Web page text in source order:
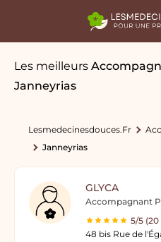
Les meilleurs
Janneyrias
Lesmedecinesdouces.fr
Janneyrias
GLYCA
Accompagnant
5/5 (20
48 bis Rue de